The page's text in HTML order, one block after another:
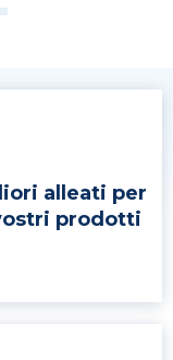
alleati per
prodotti